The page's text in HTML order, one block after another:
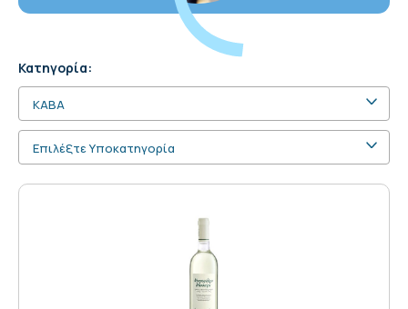
Κατηγορία:
ΚΑΒΑ
Επιλέξτε Υποκατηγορία